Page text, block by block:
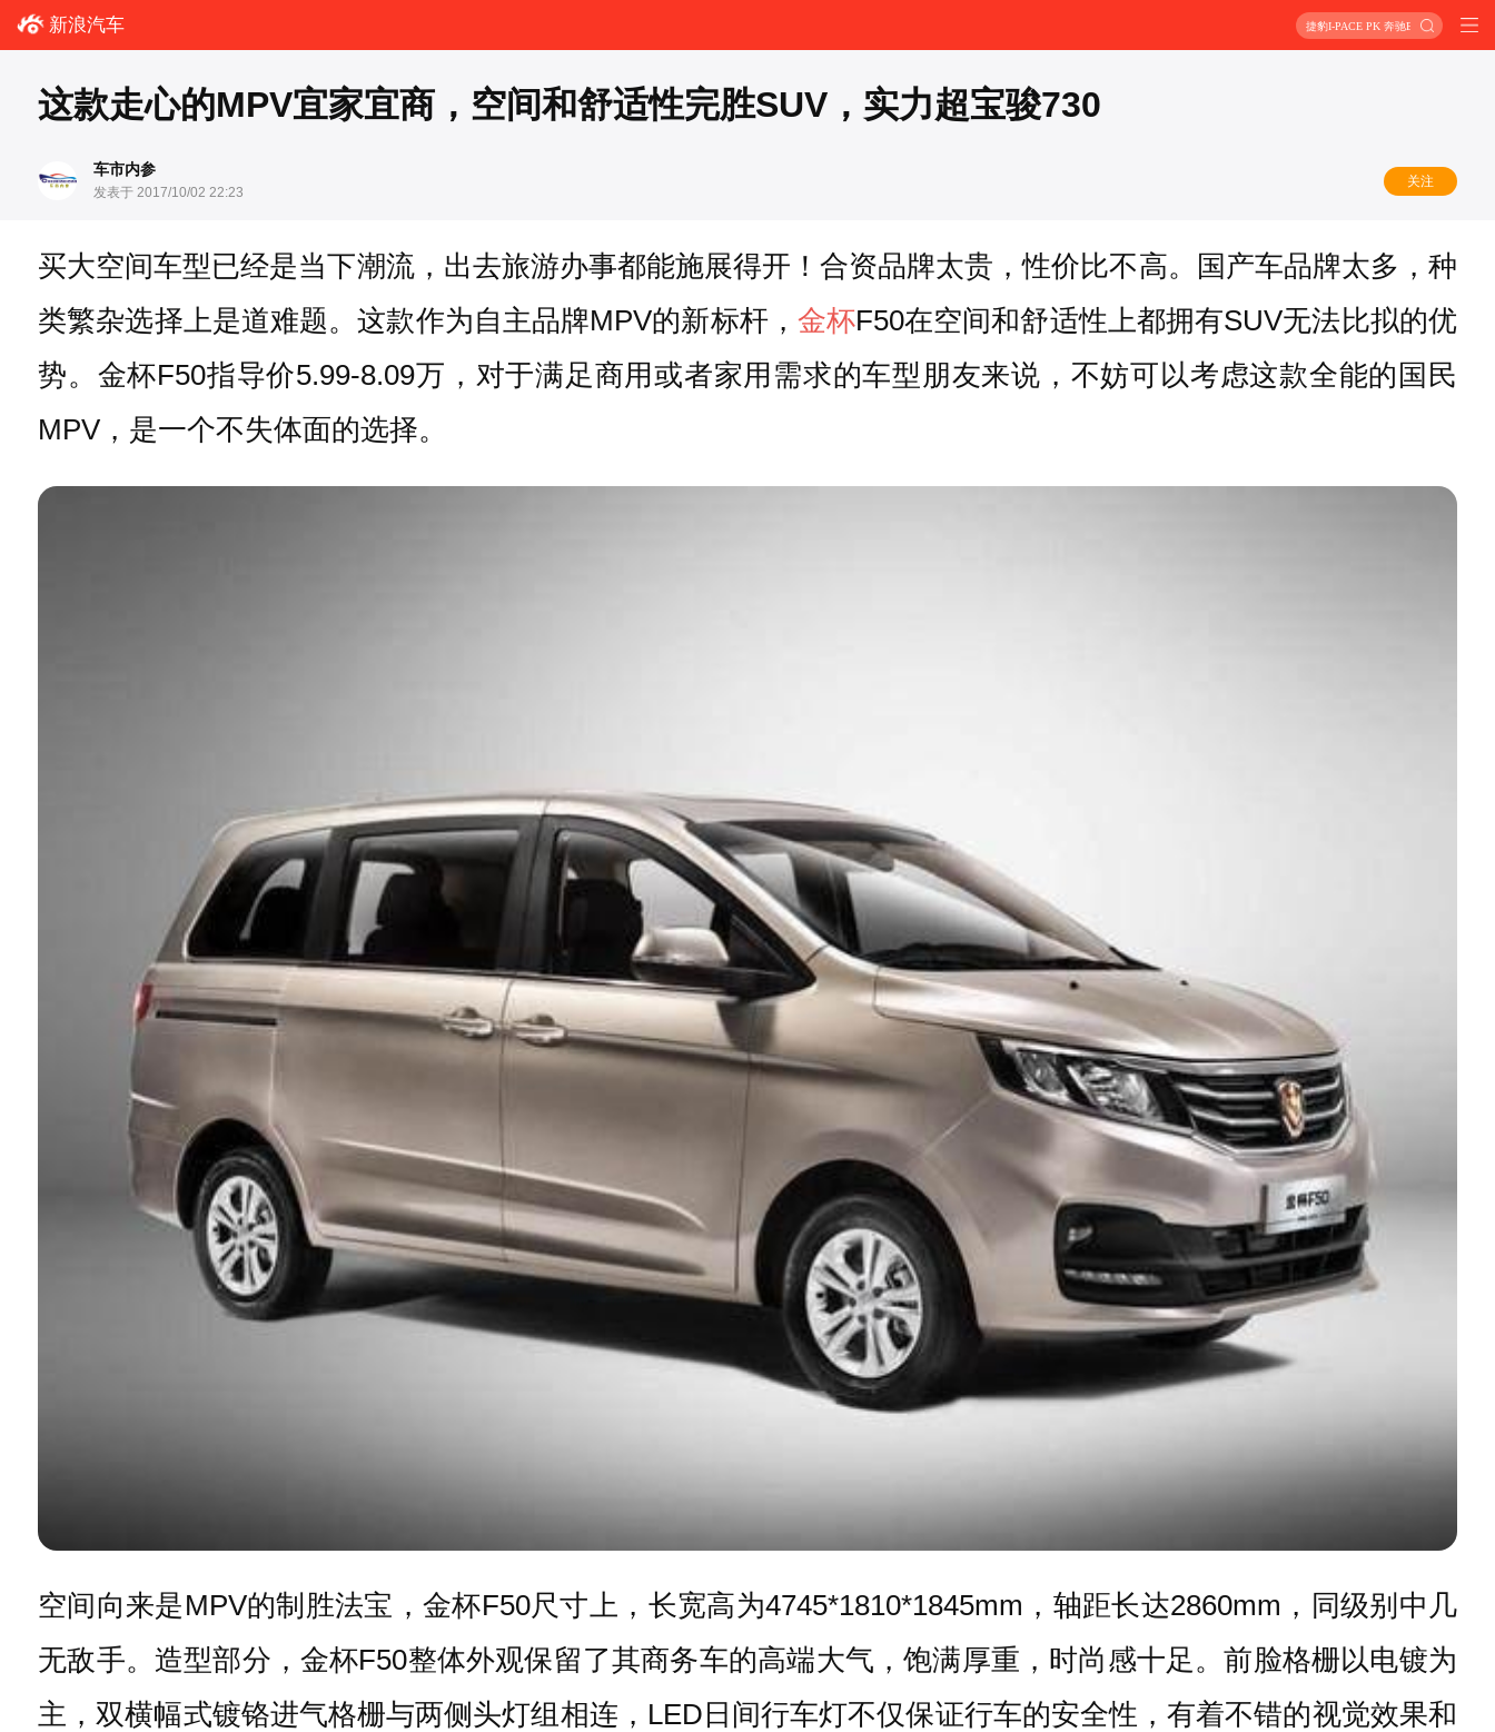
新浪汽车 捷豹I-PACE PK 奔驰EQC
这款走心的MPV宜家宜商，空间和舒适性完胜SUV，实力超宝骏730
车市内参
发表于 2017/10/02 22:23
关注
买大空间车型已经是当下潮流，出去旅游办事都能施展得开！合资品牌太贵，性价比不高。国产车品牌太多，种
类繁杂选择上是道难题。这款作为自主品牌MPV的新标杆， 金杯F50在空间和舒适性上都拥有SUV无法比拟的优
势。金杯F50指导价5.99-8.09万，对于满足商用或者家用需求的车型朋友来说，不妨可以考虑这款全能的国民
MPV，是一个不失体面的选择。
空间向来是MPV的制胜法宝，金杯F50尺寸上，长宽高为4745*1810*1845mm，轴距长达2860mm，同级别中几
无敌手。造型部分，金杯F50整体外观保留了其商务车的高端大气，饱满厚重，时尚感十足。前脸格栅以电镀为
主，双横幅式镀铬进气格栅与两侧头灯组相连，LED日间行车灯不仅保证行车的安全性，有着不错的视觉效果和